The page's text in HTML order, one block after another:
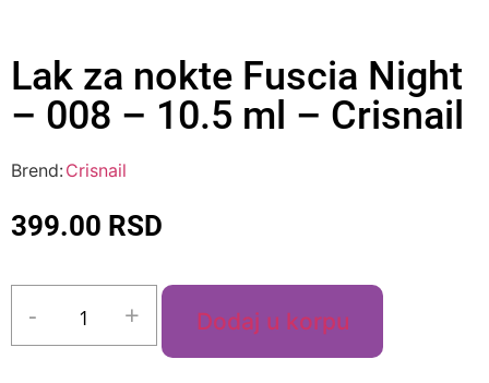
Lak za nokte Fuscia Night
– 008 – 10.5 ml – Crisnail
Brend: Crisnail
399.00 RSD
- + Dodaj u korpu